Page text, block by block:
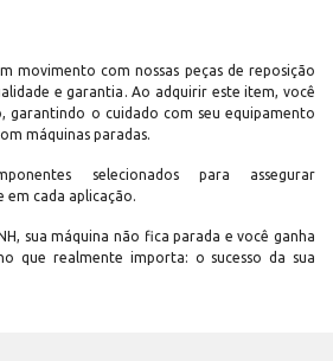
movimento com nossas peças de reposição
e garantia. Ao adquirir este item, você
garantindo o cuidado com seu equipamento
máquinas paradas.
selecionados para assegurar
em cada aplicação.
sua máquina não fica parada e você ganha
que realmente importa: o sucesso da sua